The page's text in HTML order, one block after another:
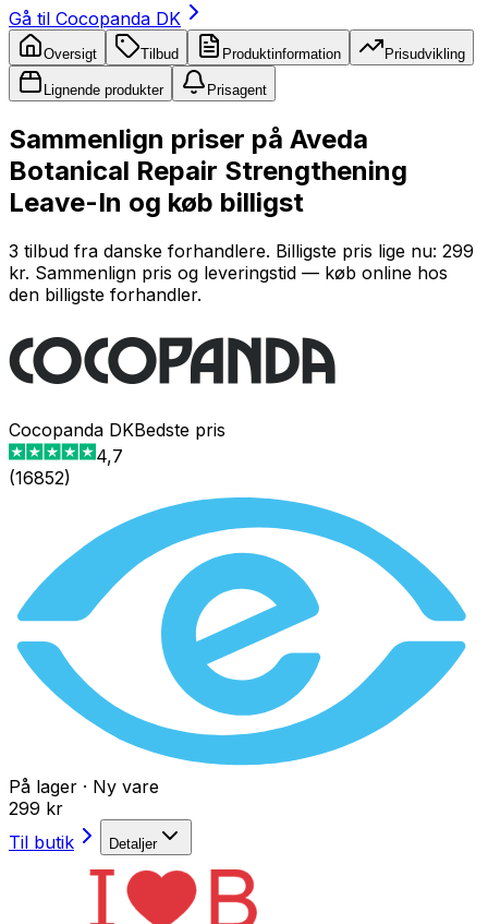
Gå til Cocopanda DK
Oversigt Tilbud Produktinformation Prisudvikling
Lignende produkter Prisagent
Sammenlign priser på Aveda
Botanical Repair Strengthening
Leave-In og køb billigst
3 tilbud fra danske forhandlere. Billigste pris lige nu: 299
kr. Sammenlign pris og leveringstid — køb online hos
den billigste forhandler.
Cocopanda DKBedste pris
4,7
(16852)
På lager · Ny vare
299 kr
Til butik
Detaljer